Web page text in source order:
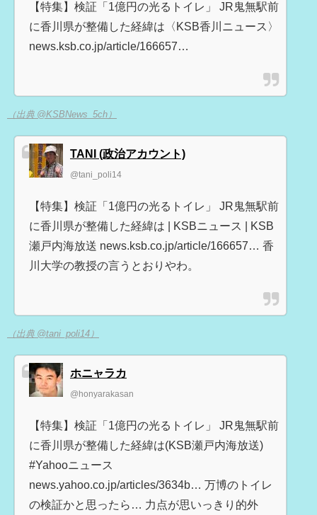
【特集】検証「1億円の光るトイレ」 JR鬼無駅前
に香川県が整備した経緯は〈KSB香川ニュース〉
news.ksb.co.jp/article/166657…
（出典 @KSBNews_5ch）
TANI (政治アカウント)
@tani_poli14
【特集】検証「1億円の光るトイレ」 JR鬼無駅前
に香川県が整備した経緯は | KSBニュース | KSB
瀬戸内海放送 news.ksb.co.jp/article/166657… 香
川大学の教授の言うとおりやわ。
（出典 @tani_poli14）
ホニャラカ
@honyarakasan
【特集】検証「1億円の光るトイレ」 JR鬼無駅前
に香川県が整備した経緯は(KSB瀬戸内海放送)
#Yahooニュース
news.yahoo.co.jp/articles/3634b… 万博のトイレ
の検証かと思ったら… 力点が思いっきり的外